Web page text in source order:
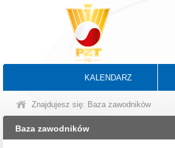
KALENDARZ
Znajdujesz się: Baza zawodników
Baza zawodników